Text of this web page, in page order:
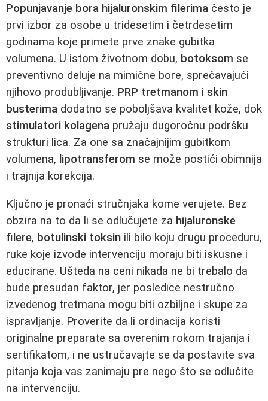
Popunjavanje bora hijaluronskim filerima često je
prvi izbor za osobe u tridesetim i četrdesetim
godinama koje primete prve znake gubitka
volumena. U istom životnom dobu, botoksom se
preventivno deluje na mimične bore, sprečavajući
njihovo produbljivanje. PRP tretmanom i skin
busterima dodatno se poboljšava kvalitet kože, dok
stimulatori kolagena pružaju dugoročnu podršku
strukturi lica. Za one sa značajnijim gubitkom
volumena, lipotransferom se može postići obimnija
i trajnija korekcija.
Ključno je pronaći stručnjaka kome verujete. Bez
obzira na to da li se odlučujete za hijaluronske
filere, botulinski toksin ili bilo koju drugu proceduru,
ruke koje izvode intervenciju moraju biti iskusne i
educirane. Ušteda na ceni nikada ne bi trebalo da
bude presudan faktor, jer posledice nestručno
izvedenog tretmana mogu biti ozbiljne i skupe za
ispravljanje. Proverite da li ordinacija koristi
originalne preparate sa overenim rokom trajanja i
sertifikatom, i ne ustručavajte se da postavite sva
pitanja koja vas zanimaju pre nego što se odlučite
na intervenciju.